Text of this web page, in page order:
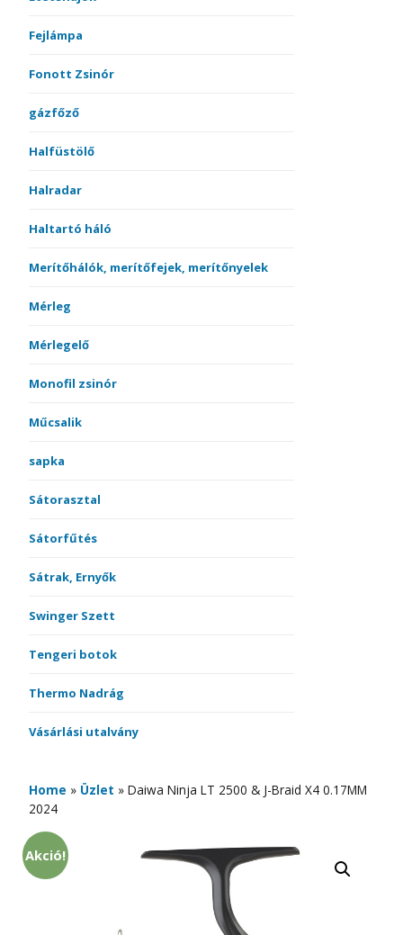
Fejlámpa
Fonott Zsinór
gázfőző
Halfüstölő
Halradar
Haltartó háló
Merítőhálók, merítőfejek, merítőnyelek
Mérleg
Mérlegelő
Monofil zsinór
Műcsalik
sapka
Sátorasztal
Sátorfűtés
Sátrak, Ernyők
Swinger Szett
Tengeri botok
Thermo Nadrág
Vásárlási utalvány
Home » Üzlet » Daiwa Ninja LT 2500 & J-Braid X4 0.17MM
2024
Akció!